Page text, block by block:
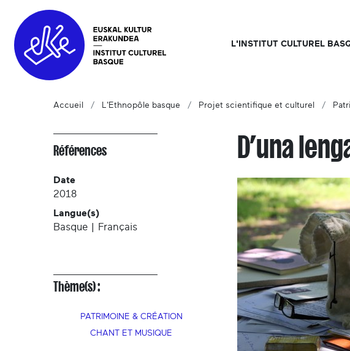
L'INSTITUT CULTUREL
Accueil L'Ethnopôle basque Projet scientifique et culturel
Références
Date
2018
Langue(s)
Basque | Français
Thème(s) :
PATRIMOINE & CRÉATION
CHANT ET MUSIQUE
D’una